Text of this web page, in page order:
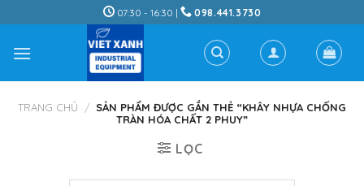
to
content
07:30 - 16:30 | 098.441.3730
TRANG CHỦ / SẢN PHẨM ĐƯỢC GẮN THẺ “KHÂY NHỰA CHỐNG
TRÀN HÓA CHẤT 2 PHUY”
LỌC